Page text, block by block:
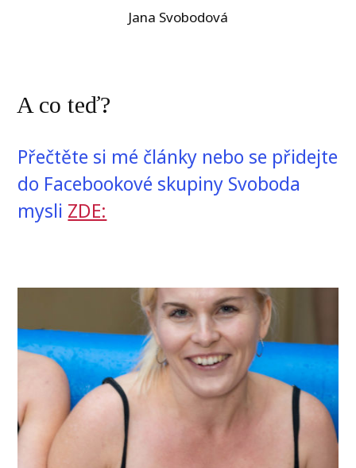
Jana Svobodová
A co teď?
Přečtěte si mé články nebo se přidejte
do Facebookové skupiny Svoboda
mysli ZDE: